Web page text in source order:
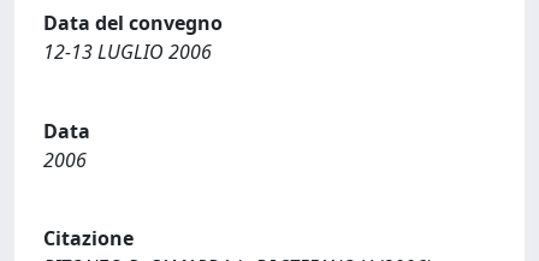
Data del convegno
12-13 LUGLIO 2006
Data
2006
Citazione